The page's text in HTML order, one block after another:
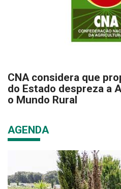
CNA considera que
do Estado despreza a
o Mundo Rural
AGENDA